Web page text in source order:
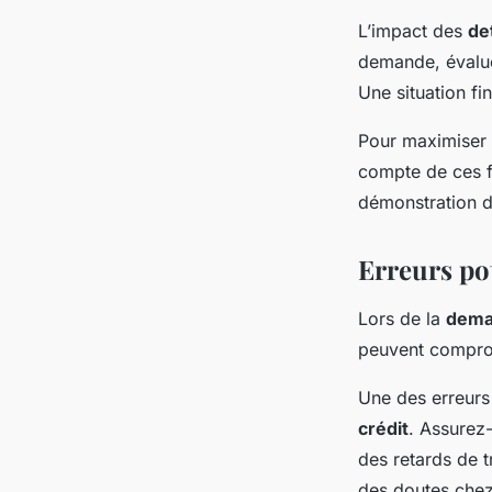
L’impact des
demande,
Une situation
Pour
compte de ces
démonstration
Erreurs
Lors de la
peuvent
Une des
crédit.
des retards de